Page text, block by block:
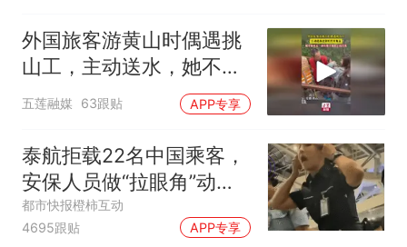
外国旅客游黄山时偶遇挑
山工，主动送水，她不懂
中文，却读懂了他脸上的
五莲融媒 63跟贴 APP专享
泰航拒载22名中国乘客，
安保人员做“拉眼角”动
作，泰国机场最新回应：
拒绝登机决定由航司作
都市快报橙柿互动
4695跟贴
APP专享